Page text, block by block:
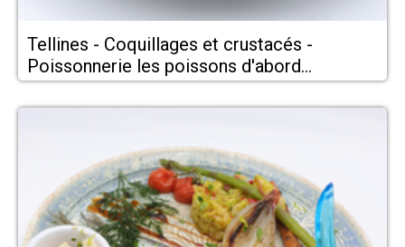
Tellines - Coquillages et crustacés -
Poissonnerie les poissons d'abord
Montpellier